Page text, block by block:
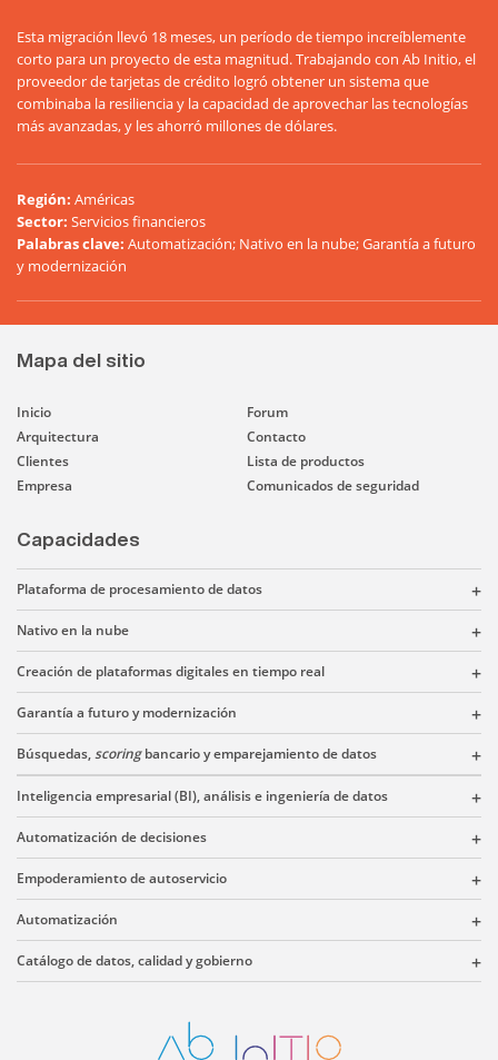
Esta migración llevó 18 meses, un período de tiempo increíblemente
corto para un proyecto de esta magnitud. Trabajando con Ab Initio, el
proveedor de tarjetas de crédito logró obtener un sistema que
combinaba la resiliencia y la capacidad de aprovechar las tecnologías
más avanzadas, y les ahorró millones de dólares.
Región: Américas
Sector: Servicios financieros
Palabras clave: Automatización; Nativo en la nube; Garantía a futuro
y modernización
Mapa del sitio
Inicio
Arquitectura
Clientes
Empresa
Forum
Contacto
Lista de productos
Comunicados de seguridad
Capacidades
Plataforma de procesamiento de datos
Nativo en la nube
Creación de plataformas digitales en tiempo real
Garantía a futuro y modernización
Búsquedas,scoringbancario y emparejamiento de datos
Inteligencia empresarial (BI), análisis e ingeniería de datos
Automatización de decisiones
Empoderamiento de autoservicio
Automatización
Catálogo de datos, calidad y gobierno